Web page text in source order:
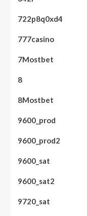
722p8q0xd4
777casino
7Mostbet
8
8Mostbet
9600_prod
9600_prod2
9600_sat
9600_sat2
9720_sat